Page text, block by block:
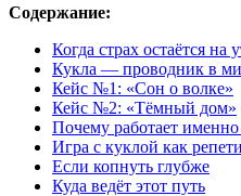
Содержание:
Когда страх остаётся на
Кукла — проводник в
Кейc №1: «Сон о волке»
Кейc №2: «Тёмный дом»
Почему работает именно
Игра с куклой как
Если копнуть глубже
Куда ведёт этот путь